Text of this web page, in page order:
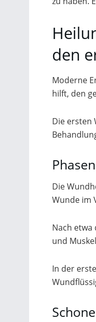
den
Moderne
hilft, den
Die ersten
Die
Wunde im
Nach
und
In der